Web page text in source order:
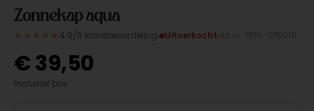
Zonnekap aqua
★★★★★ 4.9/5 klantbeoordeling Uitverkocht
€39,50
Inclusief btw